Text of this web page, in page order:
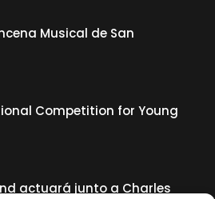
Musical de San
Competition for Young
actuará junto a Charles